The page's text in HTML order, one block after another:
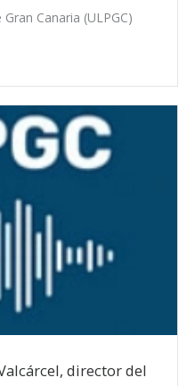
Canaria (ULPGC)
director del